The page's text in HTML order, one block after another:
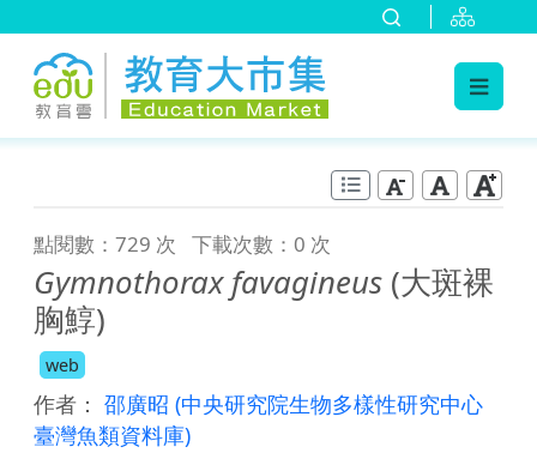
點閱數：729 次 下載次數：0 次
Gymnothorax favagineus (大斑裸
胸鯙)
web
作者： 邵廣昭 (中央研究院生物多樣性研究中心
臺灣魚類資料庫)